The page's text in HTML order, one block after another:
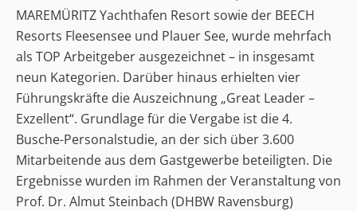
MAREMÜRITZ Yachthafen Resort sowie der BEECH
Resorts Fleesensee und Plauer See, wurde mehrfach
als TOP Arbeitgeber ausgezeichnet – in insgesamt
neun Kategorien. Darüber hinaus erhielten vier
Führungskräfte die Auszeichnung „Great Leader –
Exzellent“. Grundlage für die Vergabe ist die 4.
Busche-Personalstudie, an der sich über 3.600
Mitarbeitende aus dem Gastgewerbe beteiligten. Die
Ergebnisse wurden im Rahmen der Veranstaltung von
Prof. Dr. Almut Steinbach (DHBW Ravensburg)